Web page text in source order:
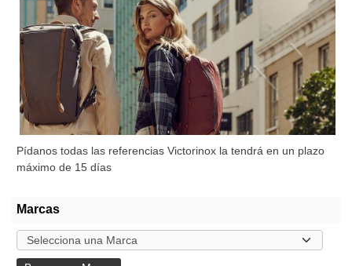
Pídanos todas las referencias Victorinox la tendrá en un plazo
máximo de 15 días
Marcas